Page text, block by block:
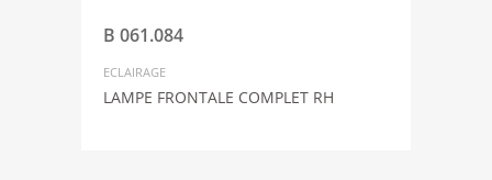
B 061.084
ECLAIRAGE
LAMPE FRONTALE COMPLET RH